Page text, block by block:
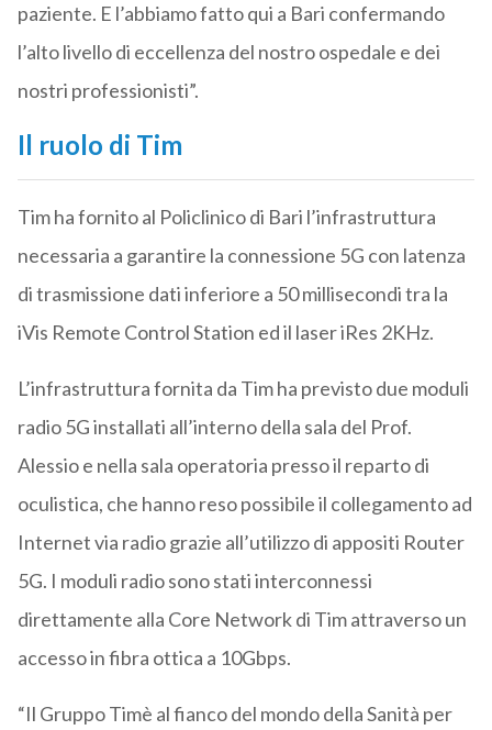
paziente. E l’abbiamo fatto qui a Bari confermando
l’alto livello di eccellenza del nostro ospedale e dei
nostri professionisti”.
Il ruolo di Tim
Tim ha fornito al Policlinico di Bari l’infrastruttura
necessaria a garantire la connessione 5G con latenza
di trasmissione dati inferiore a 50 millisecondi tra la
iVis Remote Control Station ed il laser iRes 2KHz.
L’infrastruttura fornita da Tim ha previsto due moduli
radio 5G installati all’interno della sala del Prof.
Alessio e nella sala operatoria presso il reparto di
oculistica, che hanno reso possibile il collegamento ad
Internet via radio grazie all’utilizzo di appositi Router
5G. I moduli radio sono stati interconnessi
direttamente alla Core Network di Tim attraverso un
accesso in fibra ottica a 10Gbps.
“Il Gruppo Timè al fianco del mondo della Sanità per